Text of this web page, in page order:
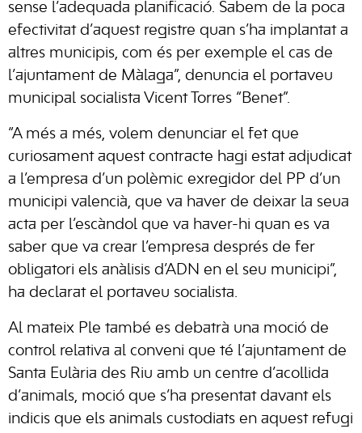
sense l’adequada planificació. Sabem de la poca
efectivitat d’aquest registre quan s’ha implantat a
altres municipis, com és per exemple el cas de
l’ajuntament de Màlaga”, denuncia el portaveu
municipal socialista Vicent Torres “Benet”.
“A més a més, volem denunciar el fet que
curiosament aquest contracte hagi estat adjudicat
a l’empresa d’un polèmic exregidor del PP d’un
municipi valencià, que va haver de deixar la seua
acta per l’escàndol que va haver-hi quan es va
saber que va crear l’empresa després de fer
obligatori els anàlisis d’ADN en el seu municipi”,
ha declarat el portaveu socialista.
Al mateix Ple també es debatrà una moció de
control relativa al conveni que té l’ajuntament de
Santa Eulària des Riu amb un centre d’acollida
d’animals, moció que s’ha presentat davant els
indicis que els animals custodiats en aquest refugi